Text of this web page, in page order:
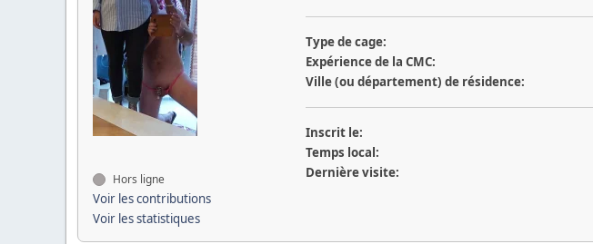
Hors ligne
Voir les contributions
Voir les statistiques
Type de cage:
Expérience de la CMC:
Ville (ou département) de résidence:
Inscrit le:
Temps local:
Dernière visite: